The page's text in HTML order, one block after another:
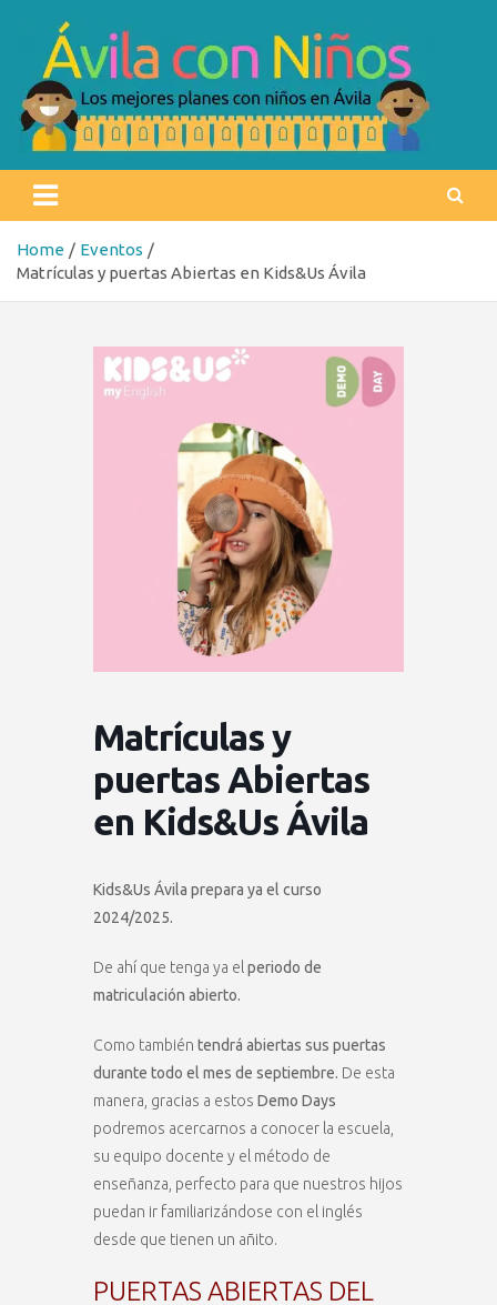
content
Ávila con niños
Home
Eventos
Matrículas y puertas Abiertas en Kids&Us Ávila
Matrículas y
puertas Abiertas
en Kids&Us Ávila
Kids&Us Ávila prepara ya el curso
2024/2025.
De ahí que tenga ya el periodo de
matriculación abierto.
Como también tendrá abiertas sus puertas
durante todo el mes de septiembre. De esta
manera, gracias a estos Demo Days
podremos acercarnos a conocer la escuela,
su equipo docente y el método de
enseñanza, perfecto para que nuestros hijos
puedan ir familiarizándose con el inglés
desde que tienen un añito.
PUERTAS ABIERTAS DEL